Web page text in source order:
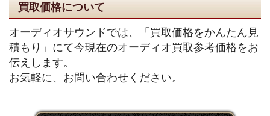
買取価格について
オーディオサウンドでは、「買取価格をかんたん見
積もり」にて今現在のオーディオ買取参考価格をお
伝えします。
お気軽に、お問い合わせください。